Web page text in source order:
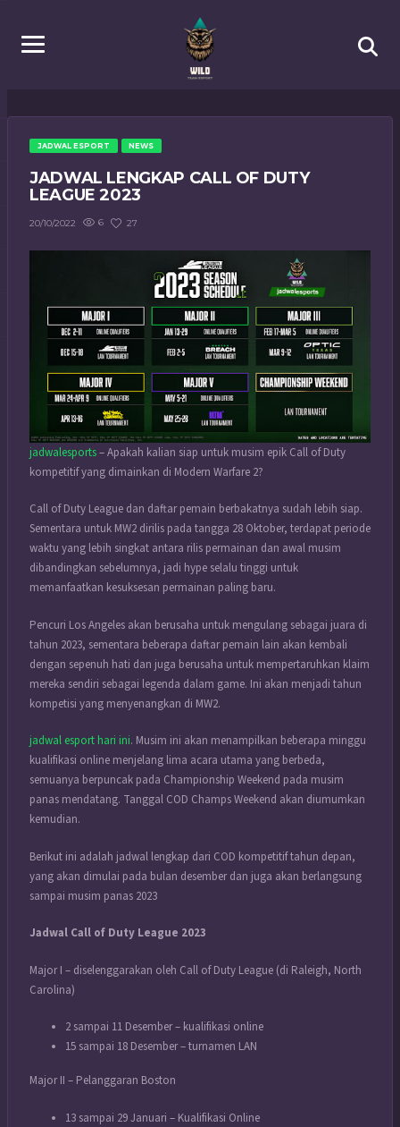
JADWAL ESPORT NEWS
JADWAL LENGKAP CALL OF DUTY
LEAGUE 2023
20/10/2022 6 27
jadwalesports– Apakah kalian siap untuk musim epik Call of Duty
kompetitif yang dimainkan di Modern Warfare 2?
Call of Duty League dan daftar pemain berbakatnya sudah lebih siap.
Sementara untuk MW2 dirilis pada tangga 28 Oktober, terdapat periode
waktu yang lebih singkat antara rilis permainan dan awal musim
dibandingkan sebelumnya, jadi hype selalu tinggi untuk
memanfaatkan kesuksesan permainan paling baru.
Pencuri Los Angeles akan berusaha untuk mengulang sebagai juara di
tahun 2023, sementara beberapa daftar pemain lain akan kembali
dengan sepenuh hati dan juga berusaha untuk mempertaruhkan klaim
mereka sendiri sebagai legenda dalam game. Ini akan menjadi tahun
kompetisi yang menyenangkan di MW2.
jadwal esport hari ini. Musim ini akan menampilkan beberapa minggu
kualifikasi online menjelang lima acara utama yang berbeda,
semuanya berpuncak pada Championship Weekend pada musim
panas mendatang. Tanggal COD Champs Weekend akan diumumkan
kemudian.
Berikut ini adalah jadwal lengkap dari COD kompetitif tahun depan,
yang akan dimulai pada bulan desember dan juga akan berlangsung
sampai musim panas 2023
Jadwal Call of Duty League 2023
Major I – diselenggarakan oleh Call of Duty League (di Raleigh, North
Carolina)
2 sampai 11 Desember – kualifikasi online
15 sampai 18 Desember – turnamen LAN
Major II – Pelanggaran Boston
13 sampai 29 Januari – Kualifikasi Online